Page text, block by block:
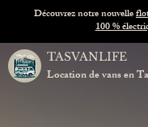
TASVANLIFE
Location de vans en
Découvrez notre nouvelle
100 %